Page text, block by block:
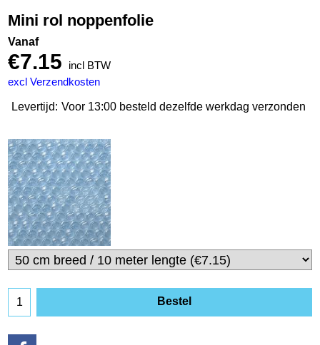
Mini rol noppenfolie
Vanaf
€7.15
incl BTW
excl Verzendkosten
Levertijd: Voor 13:00 besteld dezelfde werkdag verzonden
Bestel